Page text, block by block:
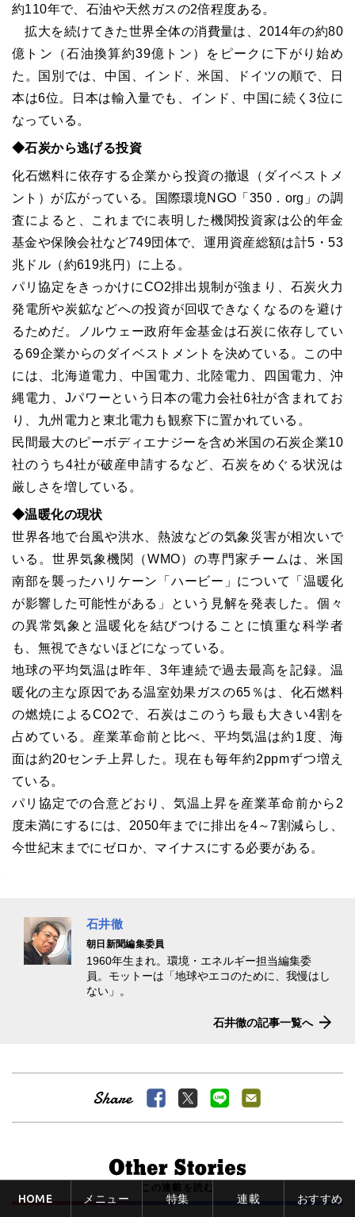
約110年で、石油や天然ガスの2倍程度ある。
拡大を続けてきた世界全体の消費量は、2014年の約80
億トン（石油換算約39億トン）をピークに下がり始め
た。国別では、中国、インド、米国、ドイツの順で、日
本は6位。日本は輸入量でも、インド、中国に続く3位に
なっている。
◆石炭から逃げる投資
化石燃料に依存する企業から投資の撤退（ダイベストメ
ント）が広がっている。国際環境NGO「350．org」の調
査によると、これまでに表明した機関投資家は公的年金
基金や保険会社など749団体で、運用資産総額は計5・53
兆ドル（約619兆円）に上る。
パリ協定をきっかけにCO2排出規制が強まり、石炭火力
発電所や炭鉱などへの投資が回収できなくなるのを避け
るためだ。ノルウェー政府年金基金は石炭に依存してい
る69企業からのダイベストメントを決めている。この中
には、北海道電力、中国電力、北陸電力、四国電力、沖
縄電力、Jパワーという日本の電力会社6社が含まれてお
り、九州電力と東北電力も観察下に置かれている。
民間最大のピーボディエナジーを含め米国の石炭企業10
社のうち4社が破産申請するなど、石炭をめぐる状況は
厳しさを増している。
◆温暖化の現状
世界各地で台風や洪水、熱波などの気象災害が相次いで
いる。世界気象機関（WMO）の専門家チームは、米国
南部を襲ったハリケーン「ハービー」について「温暖化
が影響した可能性がある」という見解を発表した。個々
の異常気象と温暖化を結びつけることに慎重な科学者
も、無視できないほどになっている。
地球の平均気温は昨年、3年連続で過去最高を記録。温
暖化の主な原因である温室効果ガスの65％は、化石燃料
の燃焼によるCO2で、石炭はこのうち最も大きい4割を
占めている。産業革命前と比べ、平均気温は約1度、海
面は約20センチ上昇した。現在も毎年約2ppmずつ増え
ている。
パリ協定での合意どおり、気温上昇を産業革命前から2
度未満にするには、2050年までに排出を4～7割減らし、
今世紀末までにゼロか、マイナスにする必要がある。
石井徹
朝日新聞編集委員
1960年生まれ。環境・エネルギー担当編集委
員。モットーは「地球やエコのために、我慢はし
ない」。
石井徹の記事一覧へ
この連載を読む
HOME メニュー 特集 連載 おすすめ